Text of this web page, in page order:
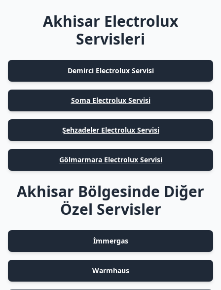
Akhisar Electrolux
Servisleri
Demirci Electrolux Servisi
Soma Electrolux Servisi
Şehzadeler Electrolux Servisi
Gölmarmara Electrolux Servisi
Akhisar Bölgesinde Diğer
Özel Servisler
İmmergas
Warmhaus